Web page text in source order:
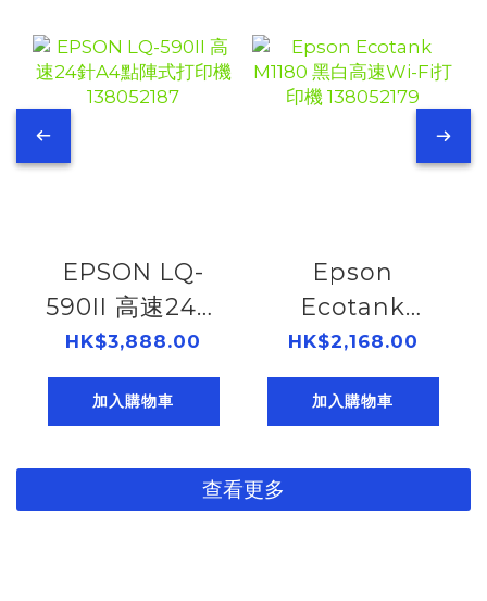
EPSON LQ-
590II 高速24針
A4點陣式打印機
138052187
HK$3,888.00
加入購物車
Epson
Ecotank
M1180 黑白高速
Wi-Fi打印機
138052179
HK$2,168.00
加入購物車
查看更多